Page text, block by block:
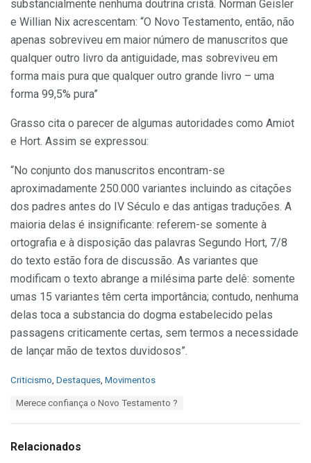
substancialmente nenhuma doutrina cristã. Norman Geisler
e Willian Nix acrescentam: “O Novo Testamento, então, não
apenas sobreviveu em maior número de manuscritos que
qualquer outro livro da antiguidade, mas sobreviveu em
forma mais pura que qualquer outro grande livro – uma
forma 99,5% pura”
Grasso cita o parecer de algumas autoridades como Amiot
e Hort. Assim se expressou:
“No conjunto dos manuscritos encontram-se
aproximadamente 250.000 variantes incluindo as citações
dos padres antes do IV Século e das antigas traduções. A
maioria delas é insignificante: referem-se somente à
ortografia e à disposição das palavras Segundo Hort, 7/8
do texto estão fora de discussão. As variantes que
modificam o texto abrange a milésima parte delê: somente
umas 15 variantes têm certa importância; contudo, nenhuma
delas toca a substancia do dogma estabelecido pelas
passagens criticamente certas, sem termos a necessidade
de lançar mão de textos duvidosos”.
C
o
r
Criticismo Destaques Movimentos
:
Merece confiança o Novo Testamento ?
Relacionados